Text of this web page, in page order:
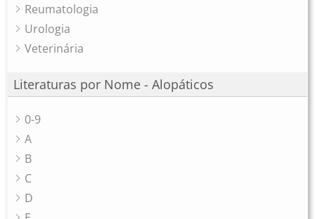
Reumatologia
Urologia
Veterinária
Literaturas por Nome - Alopáticos
0-9
A
B
C
D